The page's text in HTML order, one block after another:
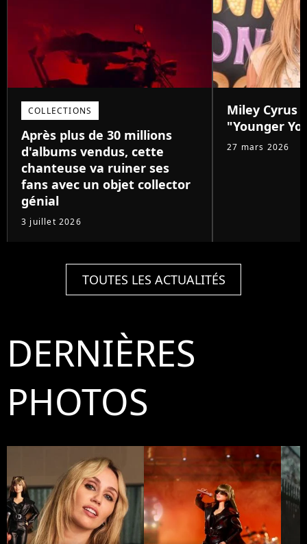
COLLECTIONS
Après plus de 30 millions
d'albums vendus, cette
chanteuse va ruiner ses
fans avec un objet collector
génial
3 juillet 2026
Miley Cyrus
"Younger
27 mars 2026
TOUTES LES ACTUALITÉS
DERNIÈRES
PHOTOS